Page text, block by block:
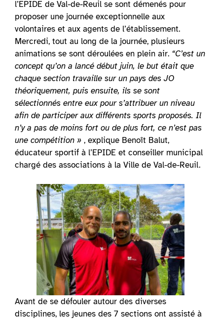
l’EPIDE de Val-de-Reuil se sont démenés pour
proposer une journée exceptionnelle aux
volontaires et aux agents de l’établissement.
Mercredi, tout au long de la journée, plusieurs
animations se sont déroulées en plein air. “C’est un
concept qu’on a lancé début juin, le but était que
chaque section travaille sur un pays des JO
théoriquement, puis ensuite, ils se sont
sélectionnés entre eux pour s’attribuer un niveau
afin de participer aux différents sports proposés. Il
n’y a pas de moins fort ou de plus fort, ce n’est pas
une compétition » , explique Benoît Balut,
éducateur sportif à l’EPIDE et conseiller municipal
chargé des associations à la Ville de Val-de-Reuil.
Avant de se défouler autour des diverses
disciplines, les jeunes des 7 sections ont assisté à